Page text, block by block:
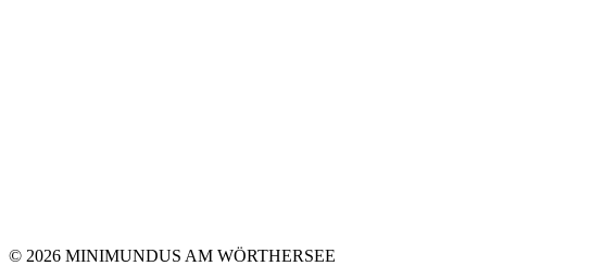
© 2026 MINIMUNDUS AM WÖRTHERSEE